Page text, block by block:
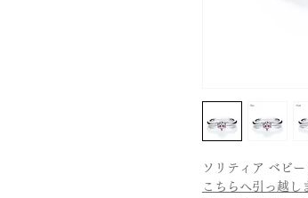
ソリティア ベビ
こちらへ引っ越し